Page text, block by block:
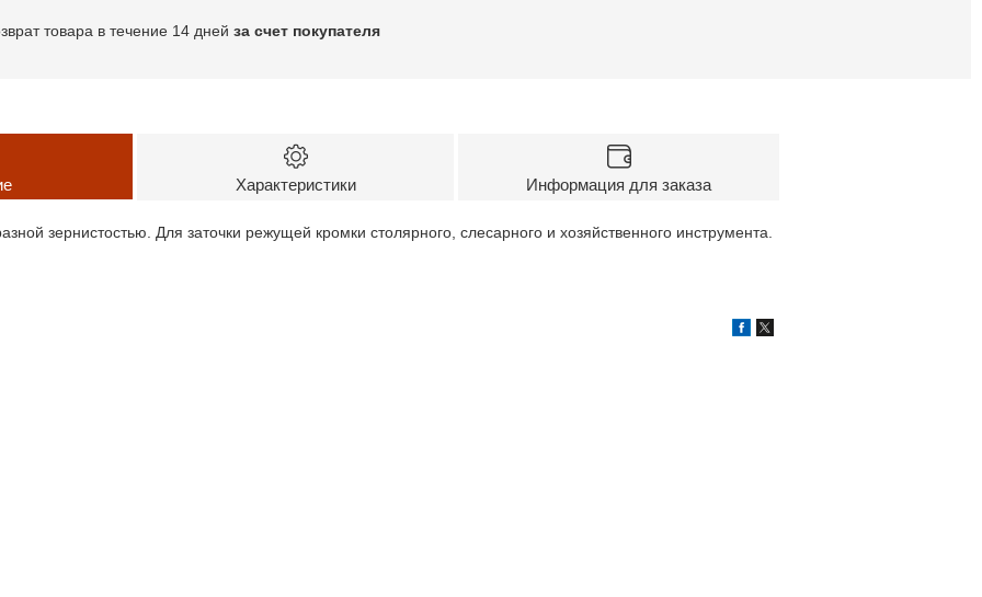
товара в течение 14 дней за счет покупателя
Характеристики Информация для заказа
зернистостью. Для заточки режущей кромки столярного, слесарного и хозяйственного инструмента.